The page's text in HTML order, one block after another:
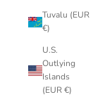
Tuvalu (EUR
€)
U.S.
Outlying
Islands
(EUR €)